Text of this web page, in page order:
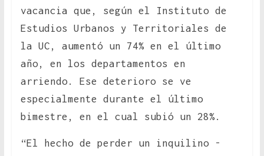
vacancia que, según el Instituto de
Estudios Urbanos y Territoriales de
la UC, aumentó un 74% en el último
año, en los departamentos en
arriendo. Ese deterioro se ve
especialmente durante el último
bimestre, en el cual subió un 28%.
“El hecho de perder un inquilino -